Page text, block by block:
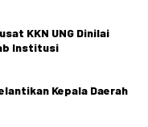
KKN UNG Dinilai
Institusi
Kepala Daerah